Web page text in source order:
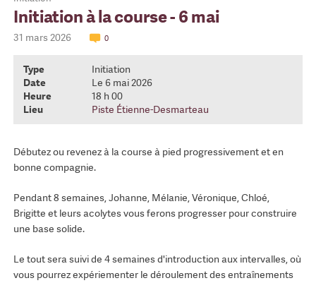
Initiation à la course - 6 mai
31 mars 2026 0
Type
Initiation
Date
Le 6 mai 2026
Heure
18 h 00
Lieu
Piste Étienne-Desmarteau
Débutez ou revenez à la course à pied progressivement et en
bonne compagnie.
Pendant 8 semaines, Johanne, Mélanie, Véronique, Chloé,
Brigitte et leurs acolytes vous ferons progresser pour construire
une base solide.
Le tout sera suivi de 4 semaines d'introduction aux intervalles, où
vous pourrez expériementer le déroulement des entraînements